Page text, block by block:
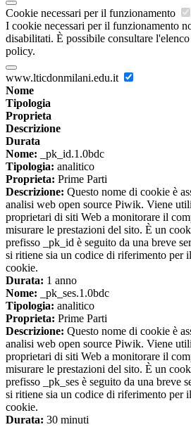
Cookie necessari per il funzionamento
I cookie necessari per il funzionamento
disabilitati. È possibile consultare
policy.
www.lticdonmilani.edu.it
Nome
Tipologia
Proprieta
Descrizione
Durata
Nome: _pk_id.1.0bdc
Tipologia: analitico
Proprieta: Prime Parti
Descrizione: Questo nome di cookie è
analisi web open source Piwik. Viene
proprietari di siti Web a monitorare il
misurare le prestazioni del sito. È un
prefisso _pk_id è seguito da una breve
si ritiene sia un codice di riferimento per
cookie.
Durata: 1 anno
Nome: _pk_ses.1.0bdc
Tipologia: analitico
Proprieta: Prime Parti
Descrizione: Questo nome di cookie è
analisi web open source Piwik. Viene
proprietari di siti Web a monitorare il
misurare le prestazioni del sito. È un
prefisso _pk_ses è seguito da una breve
si ritiene sia un codice di riferimento per
cookie.
Durata: 30 minuti